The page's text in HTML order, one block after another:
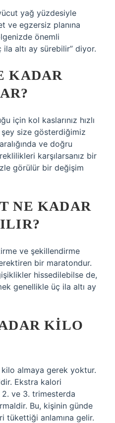
yağ yüzdesiyle
ve egzersiz planına
önemli
altı ay sürebilir” diyor.
KADAR
için kol kaslarınız hızlı
size gösterdiğimiz
ve doğru
karşılarsanız bir
görülür bir değişim
NE KADAR
ve şekillendirme
bir maratondur.
hissedilebilse de,
genellikle üç ila altı ay
KILO
almaya gerek yoktur.
Ekstra kalori
ve 3. trimesterda
Bu, kişinin günde
tükettiği anlamına gelir.